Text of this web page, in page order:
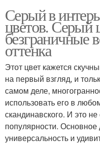
Серый в
цветов. Серый
безграничные
оттенка
Этот цвет кажется
на первый взгляд, и
самом деле,
использовать его в
скандинавского. И это
популярности. Основное
универсальность и